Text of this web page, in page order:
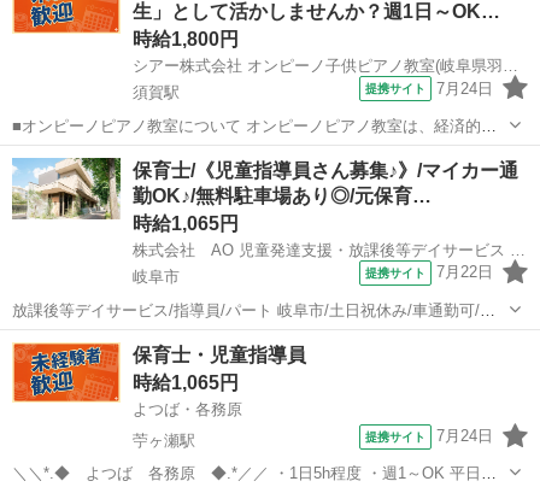
生」として活かしませんか？週1日～OK…
時給1,800円
シアー株式会社 オンピーノ子供ピアノ教室(岐阜県羽島市)
須賀駅
提携サイト 7月24日
■オンピーノピアノ教室について オンピーノピアノ教室は、経済的な
事情に左右されることなく、すべての子どもたちが平等に音楽を学べ
る場所をつくりたい!という想いから生まれました。 出張レッスンとい
う形を採用することで、 「近...
岐阜 羽島市 須賀駅 インストラクター
保育士/《児童指導員さん募集♪》/マイカー通
勤OK♪/無料駐車場あり◎/元保育…
時給1,065円
岐阜市
提携サイト 7月22日
放課後等デイサービス/指導員/パート 岐阜市/土日祝休み/車通勤可/無
料駐車場 岐阜市にある放課後等デイサービスさんで パートの児童指
導員さん募集します♪ ⌒*⌒*⌒*⌒*⌒*⌒*⌒*⌒*⌒*⌒*⌒*⌒ 【施設さん
につ...
岐阜 岐阜市 保育士
保育士・児童指導員
時給1,065円
よつば・各務原
苧ヶ瀬駅
提携サイト 7月24日
＼＼*.◆ よつば 各務原 ◆.*／／ ・1日5h程度 ・週1～OK 平日の